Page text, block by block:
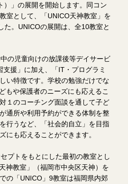
」の展開を開始します。同コン
室として、「UNICO天神教室」を
た。UNICOの展開は、全10教室と
の児童向けの放課後等デイサービ
支援」に加え、「IT・プログラミ
い特徴です。学校の勉強だけでな
もや保護者のニーズにも応えるこ
１のコーチング面談を通して子ど
通所や利用予約ができる体制を整
行うなど、「社会的自立」を目指
にも応えることができます。
プトをもとにした最初の教室とし
神教室」（福岡市中央区天神）を
の「UNICO」9教室は福岡県内郊